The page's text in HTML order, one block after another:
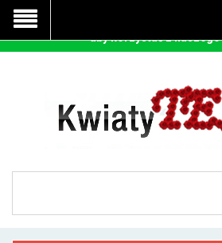
Nasza strona korzysta z cookies -
prawidłowego działania. Zaakceptuj
aby korzystać z